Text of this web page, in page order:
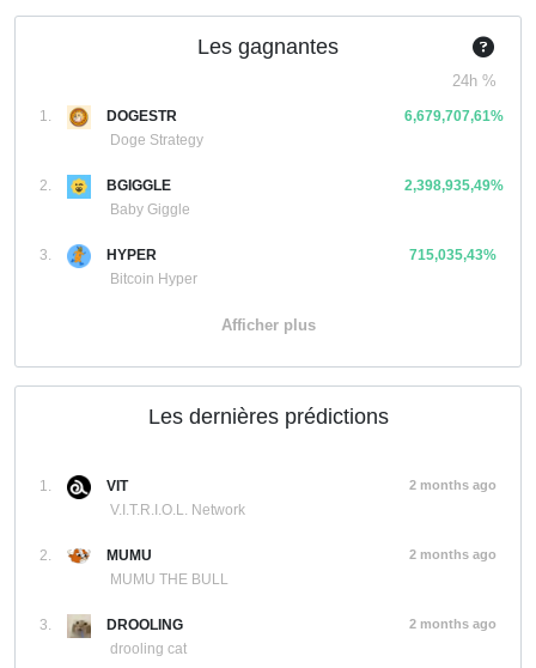
Les gagnantes
24h %
1.
DOGESTR
Doge Strategy
6,679,707,61%
2.
BGIGGLE
Baby Giggle
2,398,935,49%
3.
HYPER
Bitcoin Hyper
715,035,43%
Afficher plus
Les dernières prédictions
1.
VIT
V.I.T.R.I.O.L. Network
2 months ago
2.
MUMU
MUMU THE BULL
2 months ago
3.
DROOLING
drooling cat
2 months ago